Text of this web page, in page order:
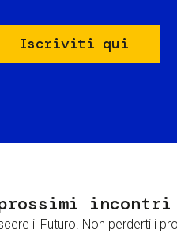
Iscriviti qui
incontri
il Futuro. Non perderti i